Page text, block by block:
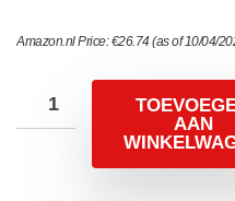
Amazon.nl Price:€26.74(as of 10/04/
AAN